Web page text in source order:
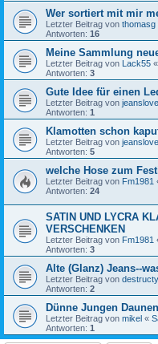
Wer sortiert mit mir
Letzter Beitrag von thomasg
Antworten: 16
Meine Sammlung
Letzter Beitrag von Lack55 «
Antworten: 3
Gute Idee für einen
Letzter Beitrag von
Antworten: 1
Klamotten schon
Letzter Beitrag von
Antworten: 5
welche Hose zum
Letzter Beitrag von Fm1981
Antworten: 24
SATIN UND LYCRA
VERSCHENKEN
Letzter Beitrag von Fm1981
Antworten: 3
Alte (Glanz) Jeans--
Letzter Beitrag von
Antworten: 2
Dünne Jungen
Letzter Beitrag von mikel «
Antworten: 1